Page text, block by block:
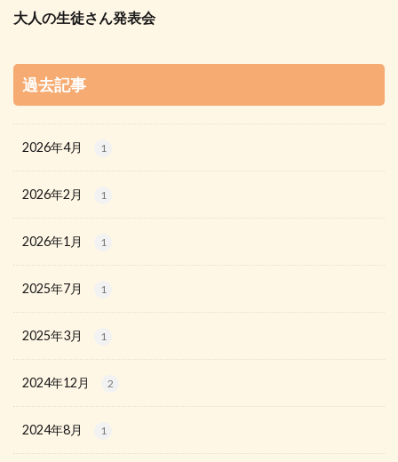
大人の生徒さん発表会
過去記事
2026年4月 1
2026年2月 1
2026年1月 1
2025年7月 1
2025年3月 1
2024年12月 2
2024年8月 1